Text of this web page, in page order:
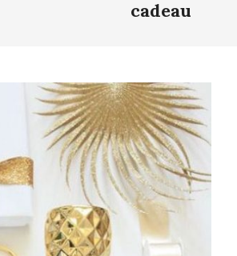
Menu
cadeau